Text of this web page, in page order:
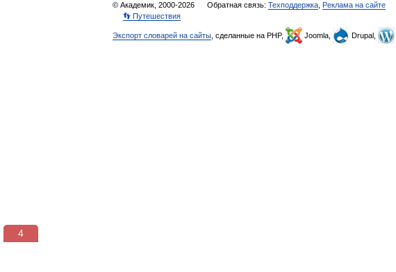
© Академик, 2000-2026 Обратная связь: Техподдержка Реклама на сайте
👣 Путешествия
Экспорт словарей на сайты , сделанные на PHP, Joomla, Drupal,
3